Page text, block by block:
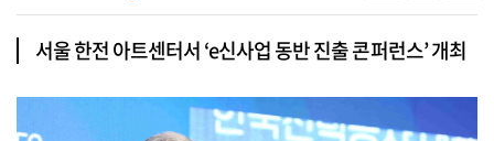
서울 한전 아트센터서 ‘e신사업 동반 진출 콘퍼런스’ 개최